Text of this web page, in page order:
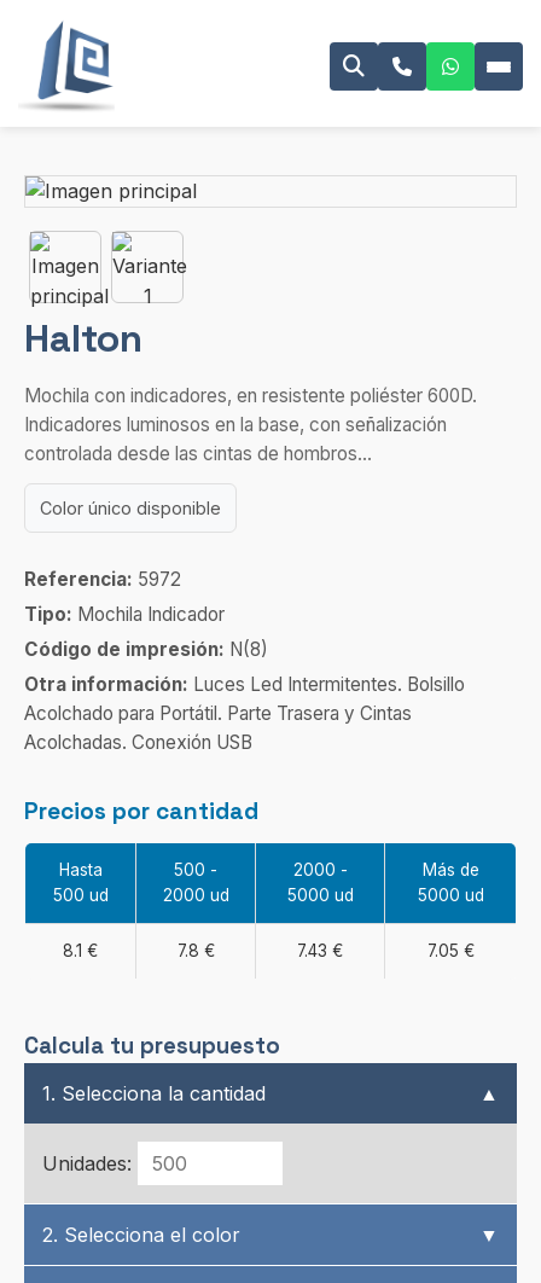
Halton
Mochila con indicadores, en resistente poliéster 600D.
Indicadores luminosos en la base, con señalización
controlada desde las cintas de hombros...
Color único disponible
Referencia: 5972
Tipo: Mochila Indicador
Código de impresión: N(8)
Otra información: Luces Led Intermitentes. Bolsillo
Acolchado para Portátil. Parte Trasera y Cintas
Acolchadas. Conexión USB
Precios por cantidad
Hasta
500 ud
500 -
2000 ud
2000 -
5000 ud
Más de
5000 ud
8.1 € 7.8 € 7.43 € 7.05 €
Calcula tu presupuesto
1. Selecciona la cantidad ▲
Unidades:
2. Selecciona el color ▼